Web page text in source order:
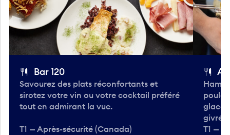
Bar 120
Savourez des plats réconfortants et
sirotez votre vin ou votre cocktail préféré
tout en admirant la vue.
T1 — Après-sécurité (Canada)
poulet
T1 —